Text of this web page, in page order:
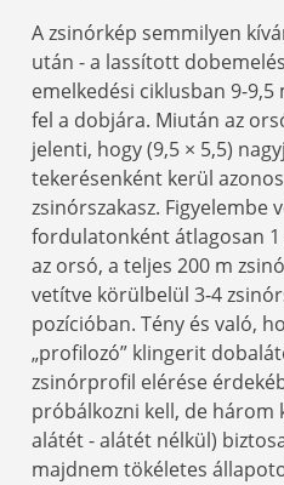
A zsinórkép semmilyen
után - a lassított
emelkedési ciklusban 9-
fel a dobjára. Miután az
jelenti, hogy (9,5 × 5,5)
tekerésenként kerül
zsinórszakasz. Figyelembe
fordulatonként átlagosan
az orsó, a teljes 200 m
vetítve körülbelül 3-4
pozícióban. Tény és való,
„profilozó” klingerit
zsinórprofil elérése
próbálkozni kell, de három
alátét - alátét nélkül)
majdnem tökéletes